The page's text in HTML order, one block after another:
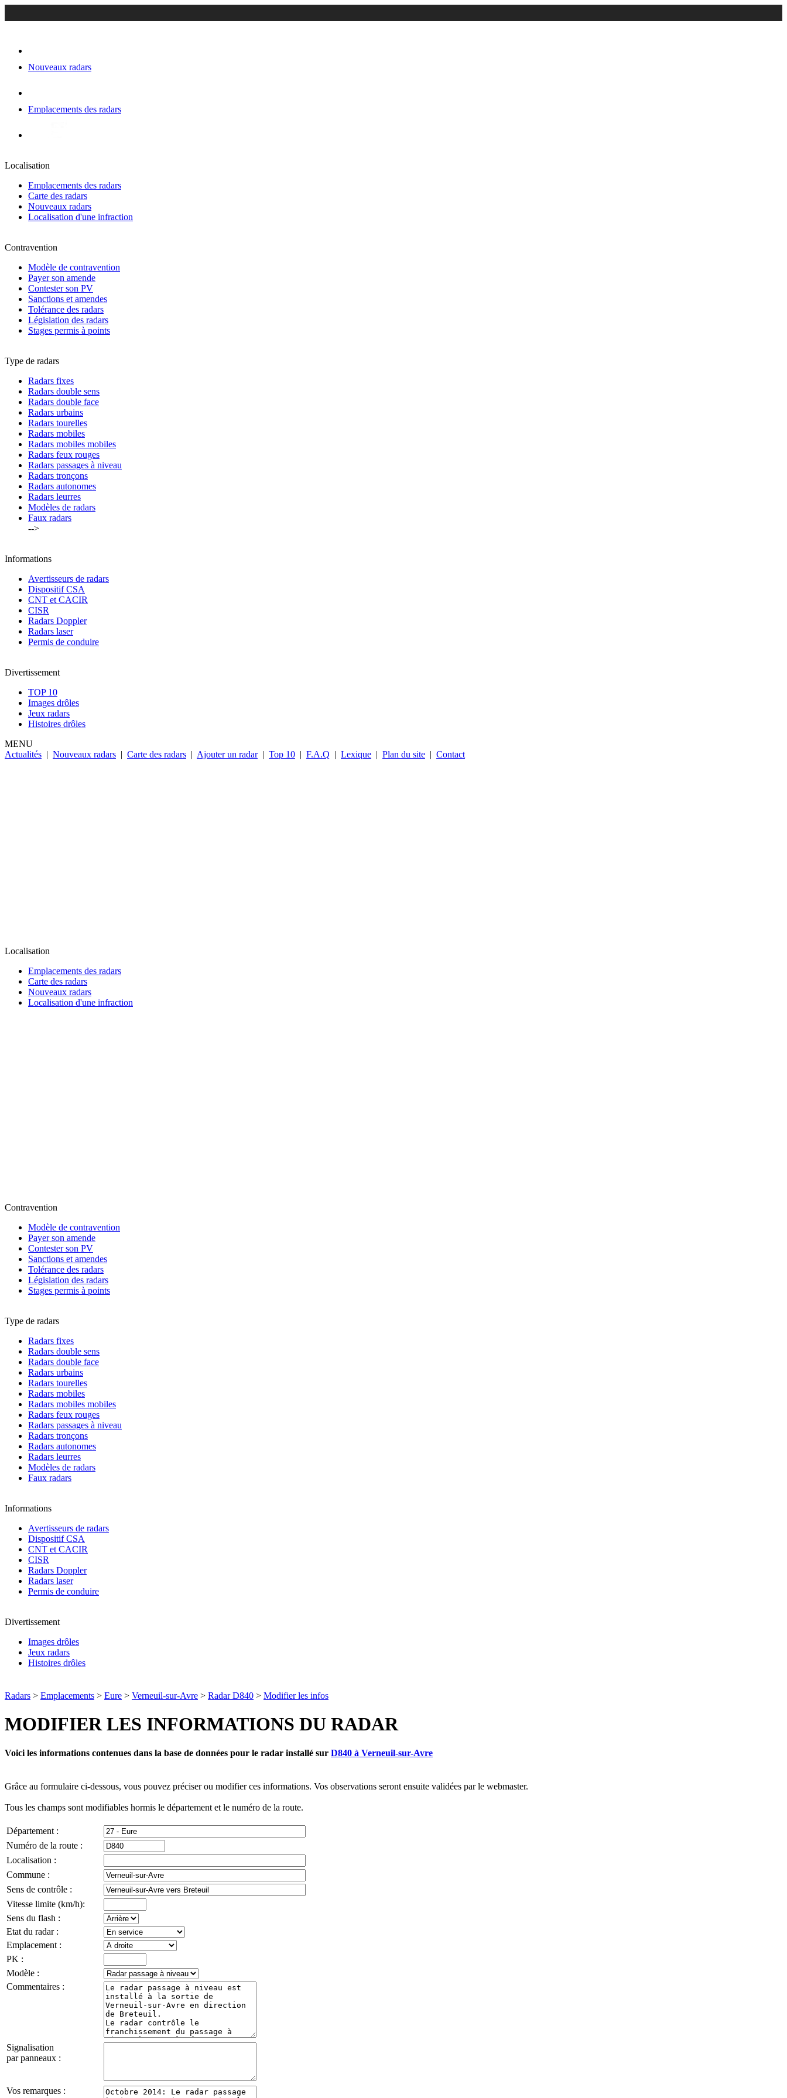
Nouveaux radars
Emplacements des radars
Localisation
Emplacements des radars
Carte des radars
Nouveaux radars
Localisation d'une infraction
Contravention
Modèle de contravention
Payer son amende
Contester son PV
Sanctions et amendes
Tolérance des radars
Législation des radars
Stages permis à points
Type de radars
Radars fixes
Radars double sens
Radars double face
Radars urbains
Radars tourelles
Radars mobiles
Radars mobiles mobiles
Radars feux rouges
Radars passages à niveau
Radars tronçons
Radars autonomes
Radars leurres
Modèles de radars
Faux radars
-->
Informations
Avertisseurs de radars
Dispositif CSA
CNT et CACIR
CISR
Radars Doppler
Radars laser
Permis de conduire
Divertissement
TOP 10
Images drôles
Jeux radars
Histoires drôles
MENU
Actualités | Nouveaux radars | Carte des radars | Ajouter un radar | Top 10 | F.A.Q | Lexique | Plan du site | Contact
Localisation
Emplacements des radars
Carte des radars
Nouveaux radars
Localisation d'une infraction
Contravention
Modèle de contravention
Payer son amende
Contester son PV
Sanctions et amendes
Tolérance des radars
Législation des radars
Stages permis à points
Type de radars
Radars fixes
Radars double sens
Radars double face
Radars urbains
Radars tourelles
Radars mobiles
Radars mobiles mobiles
Radars feux rouges
Radars passages à niveau
Radars tronçons
Radars autonomes
Radars leurres
Modèles de radars
Faux radars
Informations
Avertisseurs de radars
Dispositif CSA
CNT et CACIR
CISR
Radars Doppler
Radars laser
Permis de conduire
Divertissement
Images drôles
Jeux radars
Histoires drôles
Radars > Emplacements > Eure > Verneuil-sur-Avre > Radar D840 > Modifier les infos
MODIFIER LES INFORMATIONS DU RADAR
Voici les informations contenues dans la base de données pour le radar installé sur D840 à Verneuil-sur-Avre
Grâce au formulaire ci-dessous, vous pouvez préciser ou modifier ces informations. Vos observations seront ensuite validées par le webmaster.
Tous les champs sont modifiables hormis le département et le numéro de la route.
Département :
Numéro de la route :
Localisation :
Commune :
Sens de contrôle :
Vitesse limite (km/h):
Sens du flash :
Etat du radar :
Emplacement :
PK :
Modèle :
Commentaires :
Signalisation
par panneaux :
Vos remarques :